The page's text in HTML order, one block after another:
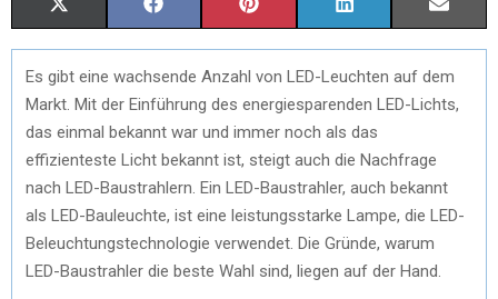
(
T
W
I
T
T
A
C
E
B
O
O
I
N
T
E
E
I
N
K
E
I
M
Es gibt eine wachsende Anzahl von LED-Leuchten auf dem
Markt. Mit der Einführung des energiesparenden LED-Lichts,
das einmal bekannt war und immer noch als das
effizienteste Licht bekannt ist, steigt auch die Nachfrage
nach LED-Baustrahlern. Ein LED-Baustrahler, auch bekannt
als LED-Bauleuchte, ist eine leistungsstarke Lampe, die LED-
Beleuchtungstechnologie verwendet. Die Gründe, warum
LED-Baustrahler die beste Wahl sind, liegen auf der Hand.